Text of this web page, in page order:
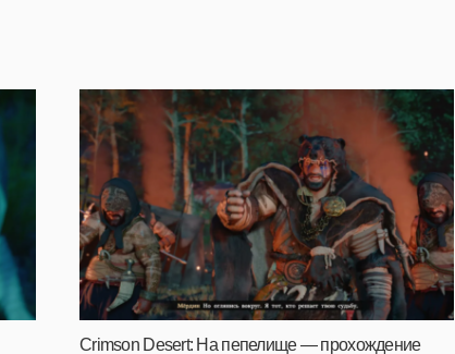
Crimson Desert: На пепелище — прохождение